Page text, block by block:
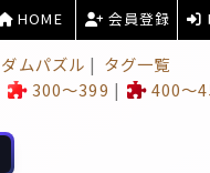
HOME 会員登録
ムパズル
タグ一覧
300～399
400～